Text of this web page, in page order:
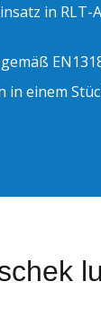
in RLT-
in einem